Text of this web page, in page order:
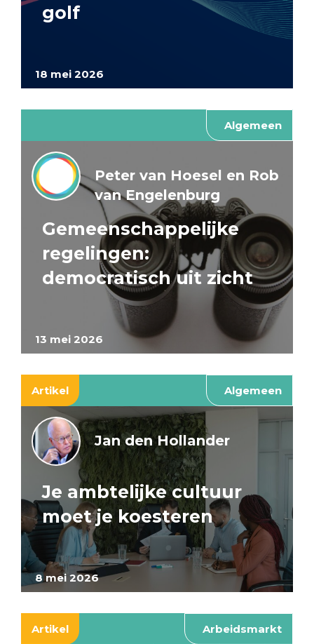
18 mei 2026
golf
Algemeen
13 mei 2026
Peter van Hoesel en Rob
van Engelenburg
Gemeenschappelijke
regelingen:
democratisch uit zicht
Artikel Algemeen
8 mei 2026
Jan den Hollander
Je ambtelijke cultuur
moet je koesteren
Artikel Arbeidsmarkt